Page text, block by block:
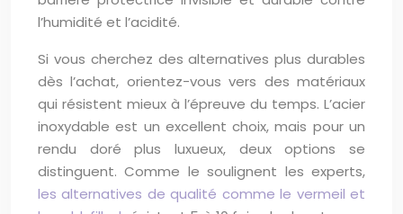
l’humidité et l’acidité.
Si vous cherchez des alternatives plus durables
dès l’achat, orientez-vous vers des matériaux
qui résistent mieux à l’épreuve du temps. L’acier
inoxydable est un excellent choix, mais pour un
rendu doré plus luxueux, deux options se
distinguent. Comme le soulignent les experts,
les alternatives de qualité comme le vermeil et